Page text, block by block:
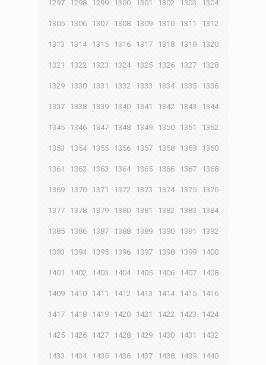
1297 1298 1299 1300 1301 1302 1303 1304
1305 1306 1307 1308 1309 1310 1311 1312
1313 1314 1315 1316 1317 1318 1319 1320
1321 1322 1323 1324 1325 1326 1327 1328
1329 1330 1331 1332 1333 1334 1335 1336
1337 1338 1339 1340 1341 1342 1343 1344
1345 1346 1347 1348 1349 1350 1351 1352
1353 1354 1355 1356 1357 1358 1359 1360
1361 1362 1363 1364 1365 1366 1367 1368
1369 1370 1371 1372 1373 1374 1375 1376
1377 1378 1379 1380 1381 1382 1383 1384
1385 1386 1387 1388 1389 1390 1391 1392
1393 1394 1395 1396 1397 1398 1399 1400
1401 1402 1403 1404 1405 1406 1407 1408
1409 1410 1411 1412 1413 1414 1415 1416
1417 1418 1419 1420 1421 1422 1423 1424
1425 1426 1427 1428 1429 1430 1431 1432
1433 1434 1435 1436 1437 1438 1439 1440